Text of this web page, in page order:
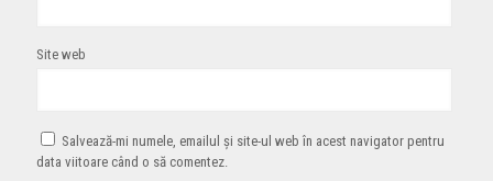
Site web
Salvează-mi numele, emailul și site-ul web în acest navigator pentru
data viitoare când o să comentez.